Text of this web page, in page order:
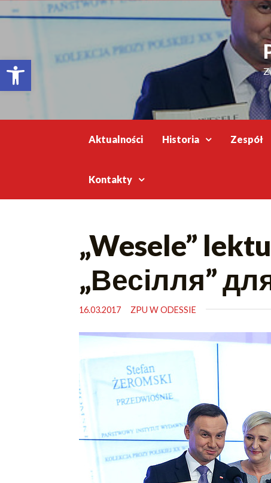
Відкрити Панель інструментів
Aktualności Historia Zespół
Kontakty
„Wesele”
„Весілля”
16.03.2017 ZPU W ODESSIE